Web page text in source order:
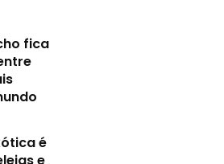
fica
é
e